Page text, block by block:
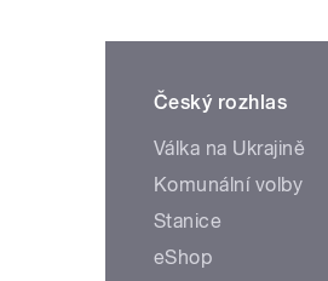
Český rozhlas
Válka na Ukrajině
Komunální volby
Stanice
eShop